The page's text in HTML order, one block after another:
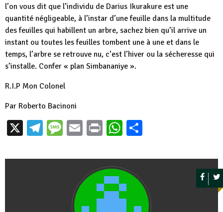
l’on vous dit que l’individu de Darius Ikurakure est une
quantité négligeable, à l’instar d’une feuille dans la multitude
des feuilles qui habillent un arbre, sachez bien qu’il arrive un
instant ou toutes les feuilles tombent une à une et dans le
temps, l’arbre se retrouve nu, c’est l’hiver ou la sécheresse qui
s’installe. Confer « plan Simbananiye ».
R.I.P Mon Colonel
Par Roberto Bacinoni
X Telegram
Message
EmailPrintWhatsApp